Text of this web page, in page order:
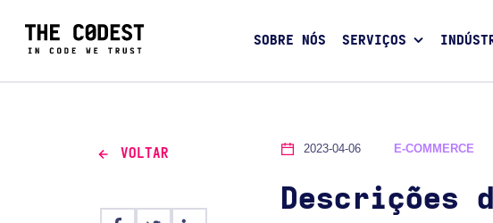
SOBRE NÓS SERVIÇOS
VOLTAR 2023-04-06 E-COMMERCE
Descrições